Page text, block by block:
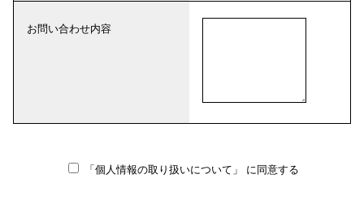
お問い合わせ内容
「個人情報の取り扱いについて」 に同意する